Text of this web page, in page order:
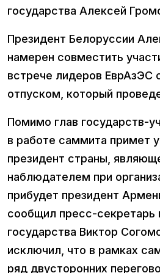
государства Алексей
Президент Белоруссии
намерен совместить
встрече лидеров ЕврАзЭС
отпуском, который
Помимо глав государств-
в работе саммита примет
президент страны,
наблюдателем при
прибудет президент
сообщил пресс-секретарь
государства Виктор
исключил, что в рамках
ряд двусторонних